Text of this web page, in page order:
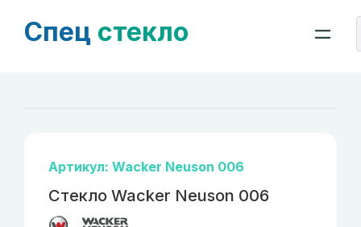
Спец стекло
Артикул: Wacker Neuson 006
Стекло Wacker Neuson 006